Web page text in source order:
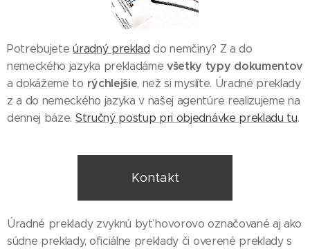
Potrebujeteúradný preklad do nemčiny? Z a do
nemeckého jazyka prekladámevšetky typy dokumentov
a dokážeme to rýchlejšie, než si myslíte. Úradné preklady
z a do nemeckého jazyka v našej agentúre realizujeme na
dennej báze. Stručný postup pri objednávke prekladu tu.
Kontakt
Úradné preklady zvyknú byť hovorovo označované aj ako
súdne preklady, oficiálne preklady či overené preklady s